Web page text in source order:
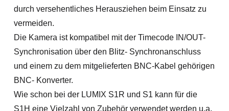
durch versehentliches Herausziehen beim Einsatz zu
vermeiden.
Die Kamera ist kompatibel mit der Timecode IN/OUT-
Synchronisation über den Blitz- Synchronanschluss
und einem zu dem mitgelieferten BNC-Kabel gehörigen
BNC- Konverter.
Wie schon bei der LUMIX S1R und S1 kann für die
S1H eine Vielzahl von Zubehör verwendet werden u.a.